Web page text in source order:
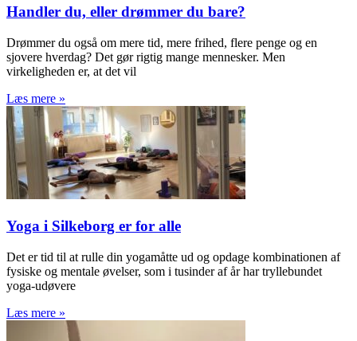
Handler du, eller drømmer du bare?
Drømmer du også om mere tid, mere frihed, flere penge og en
sjovere hverdag? Det gør rigtig mange mennesker. Men
virkeligheden er, at det vil
Læs mere »
Yoga i Silkeborg er for alle
Det er tid til at rulle din yogamåtte ud og opdage kombinationen af
fysiske og mentale øvelser, som i tusinder af år har tryllebundet
yoga-udøvere
Læs mere »